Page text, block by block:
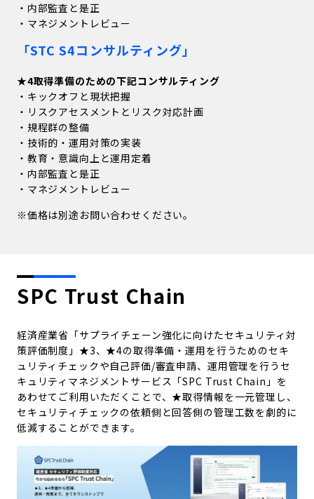
・内部監査と是正
・マネジメントレビュー
「STC S4コンサルティング」
★4取得準備のための下記コンサルティング
・キックオフと現状把握
・リスクアセスメントとリスク対応計画
・規程群の整備
・技術的・運用対策の実装
・教育・意識向上と運用定着
・内部監査と是正
・マネジメントレビュー
※価格は別途お問い合わせください。
SPC Trust Chain
経済産業省「サプライチェーン強化に向けたセキュリティ対
策評価制度」★3、★4の取得準備・運用を行うためのセキ
ュリティチェックや自己評価/審査申請、運用管理を行うセ
キュリティマネジメントサービス「SPC Trust Chain 」を
あわせてご利用いただくことで、★取得情報を一元管理し、
セキュリティチェックの依頼側と回答側の管理工数を劇的に
低減することができます。